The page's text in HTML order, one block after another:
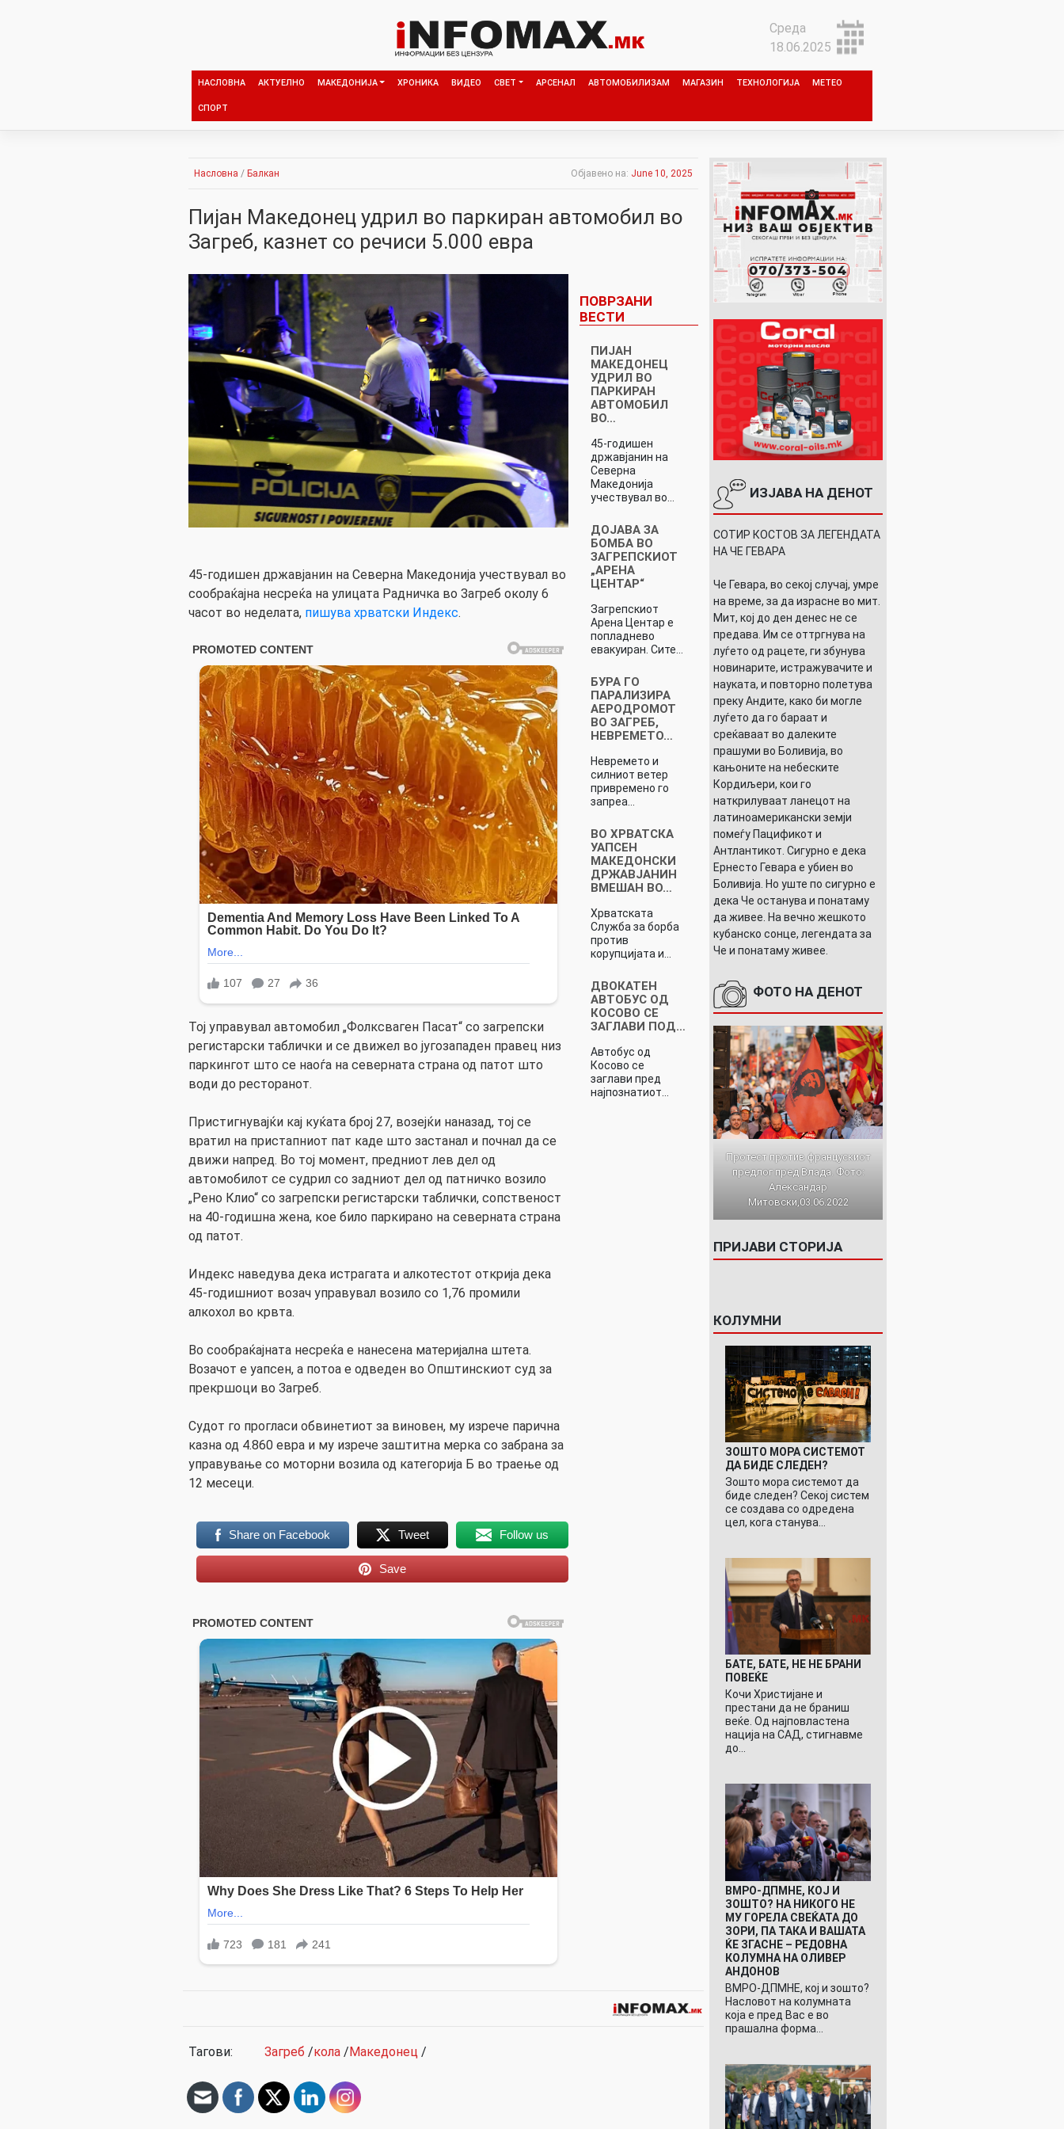
Среда
18.06.2025
НАСЛОВНА АКТУЕЛНО МАКЕДОНИЈА ХРОНИКА ВИДЕО СВЕТ АРСЕНАЛ АВТОМОБИЛИЗАМ МАГАЗИН ТЕХНОЛОГИЈА МЕТЕО
СПОРТ
Насловна / Балкан Објавено на: June 10, 2025
Пијан Македонец удрил во паркиран автомобил во
Загреб, казнет со речиси 5.000 евра
45-годишен државјанин на Северна Македонија учествувал во
сообраќајна несреќа на улицата Радничка во Загреб околу 6
часот во неделата, пишува хрватски Индекс.
Тој управувал автомобил „Фолксваген Пасат“ со загрепски
регистарски таблички и се движел во југозападен правец низ
паркингот што се наоѓа на северната страна од патот што
води до ресторанот.
Пристигнувајќи кај куќата број 27, возејќи наназад, тој се
вратил на пристапниот пат каде што застанал и почнал да се
движи напред. Во тој момент, предниот лев дел од
автомобилот се судрил со задниот дел од патничко возило
„Рено Клио“ со загрепски регистарски таблички, сопственост
на 40-годишна жена, кое било паркирано на северната страна
од патот.
Индекс наведува дека истрагата и алкотестот открија дека
45-годишниот возач управувал возило со 1,76 промили
алкохол во крвта.
Во сообраќајната несреќа е нанесена материјална штета.
Возачот е уапсен, а потоа е одведен во Општинскиот суд за
прекршоци во Загреб.
Судот го прогласи обвинетиот за виновен, му изрече парична
казна од 4.860 евра и му изрече заштитна мерка со забрана за
управување со моторни возила од категорија Б во траење од
12 месеци.
Share on Facebook Tweet Follow us
Save
ПОВРЗАНИ
ВЕСТИ
ПИЈАН
МАКЕДОНЕЦ
УДРИЛ ВО
ПАРКИРАН
АВТОМОБИЛ
ВО…
45-годишен
државјанин на
Северна
Македонија
учествувал во…
ДОЈАВА ЗА
БОМБА ВО
ЗАГРЕПСКИОТ
„АРЕНА
ЦЕНТАР“
Загрепскиот
Арена Центар е
попладнево
евакуиран. Сите…
БУРА ГО
ПАРАЛИЗИРА
АЕРОДРОМОТ
ВО ЗАГРЕБ,
НЕВРЕМЕТО…
Невремето и
силниот ветер
привремено го
запреа…
ВО ХРВАТСКА
УАПСЕН
МАКЕДОНСКИ
ДРЖАВЈАНИН
ВМЕШАН ВО…
Хрватската
Служба за борба
против
корупцијата и…
ДВОКАТЕН
АВТОБУС OД
КОСОВО СЕ
ЗАГЛАВИ ПОД…
Автобус од
Косово се
заглави пред
најпознатиот…
Тагови: Загреб /кола / Македонец /
ИЗЈАВА НА ДЕНОТ
СОТИР КОСТОВ ЗА ЛЕГЕНДАТА
НА ЧЕ ГЕВАРА
Че Гевара, во секој случај, умре
на време, за да израсне во мит.
Мит, кој до ден денес не се
предава. Им се оттргнува на
луѓето од рацете, ги збунува
новинарите, истражувачите и
науката, и повторно полетува
преку Андите, како би могле
луѓето да го бараат и
среќаваат во далеките
прашуми во Боливија, во
кањоните на небеските
Кордиљери, кои го
наткрилуваат ланецот на
латиноамерикански земји
помеѓу Пацификот и
Антлантикот. Сигурно е дека
Ернесто Гевара е убиен во
Боливија. Но уште по сигурно е
дека Че останува и понатаму
да живее. На вечно жешкото
кубанско сонце, легендата за
Че и понатаму живее.
ФОТО НА ДЕНОТ
Протест против францускиот
предлог пред Влада. Фото:
Александар
Митовски,03.06.2022
ПРИЈАВИ СТОРИЈА
КОЛУМНИ
ЗОШТО МОРА СИСТЕМОТ
ДА БИДЕ СЛЕДЕН?
Зошто мора системот да
биде следен? Секој систем
се создава со одредена
цел, кога станува…
БАТЕ, БАТЕ, НЕ НЕ БРАНИ
ПОВЕЌЕ
Кочи Христијане и
престани да не браниш
веќе. Од најповластена
нација на САД, стигнавме
до…
ВМРО-ДПМНЕ, КОЈ И
ЗОШТО? НА НИКОГО НЕ
МУ ГОРЕЛА СВЕЌАТА ДО
ЗОРИ, ПА ТАКА И ВАШАТА
ЌЕ ЗГАСНЕ – РЕДОВНА
КОЛУМНА НА ОЛИВЕР
АНДОНОВ
ВМРО-ДПМНЕ, кој и зошто?
Насловот на колумната
која е пред Вас е во
прашална форма…